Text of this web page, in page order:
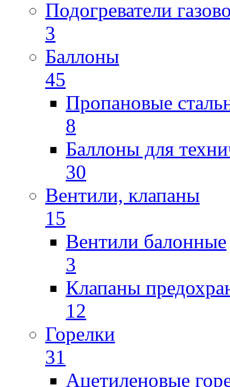
Подогреватели
3
Баллоны
45
Пропановые
8
Баллоны для
30
Вентили, клапаны
15
Вентили балонные
3
Клапаны
12
Горелки
31
Ацетиленовые